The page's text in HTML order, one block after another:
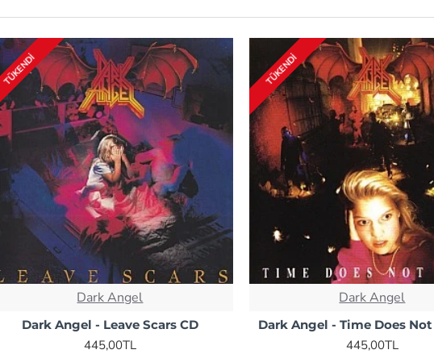
TÜKENDI
Dark Angel
Dark Angel - Leave Scars CD
445,00TL
TÜKENDI
Dark Angel
Dark Angel - Time Does Not
445,00TL